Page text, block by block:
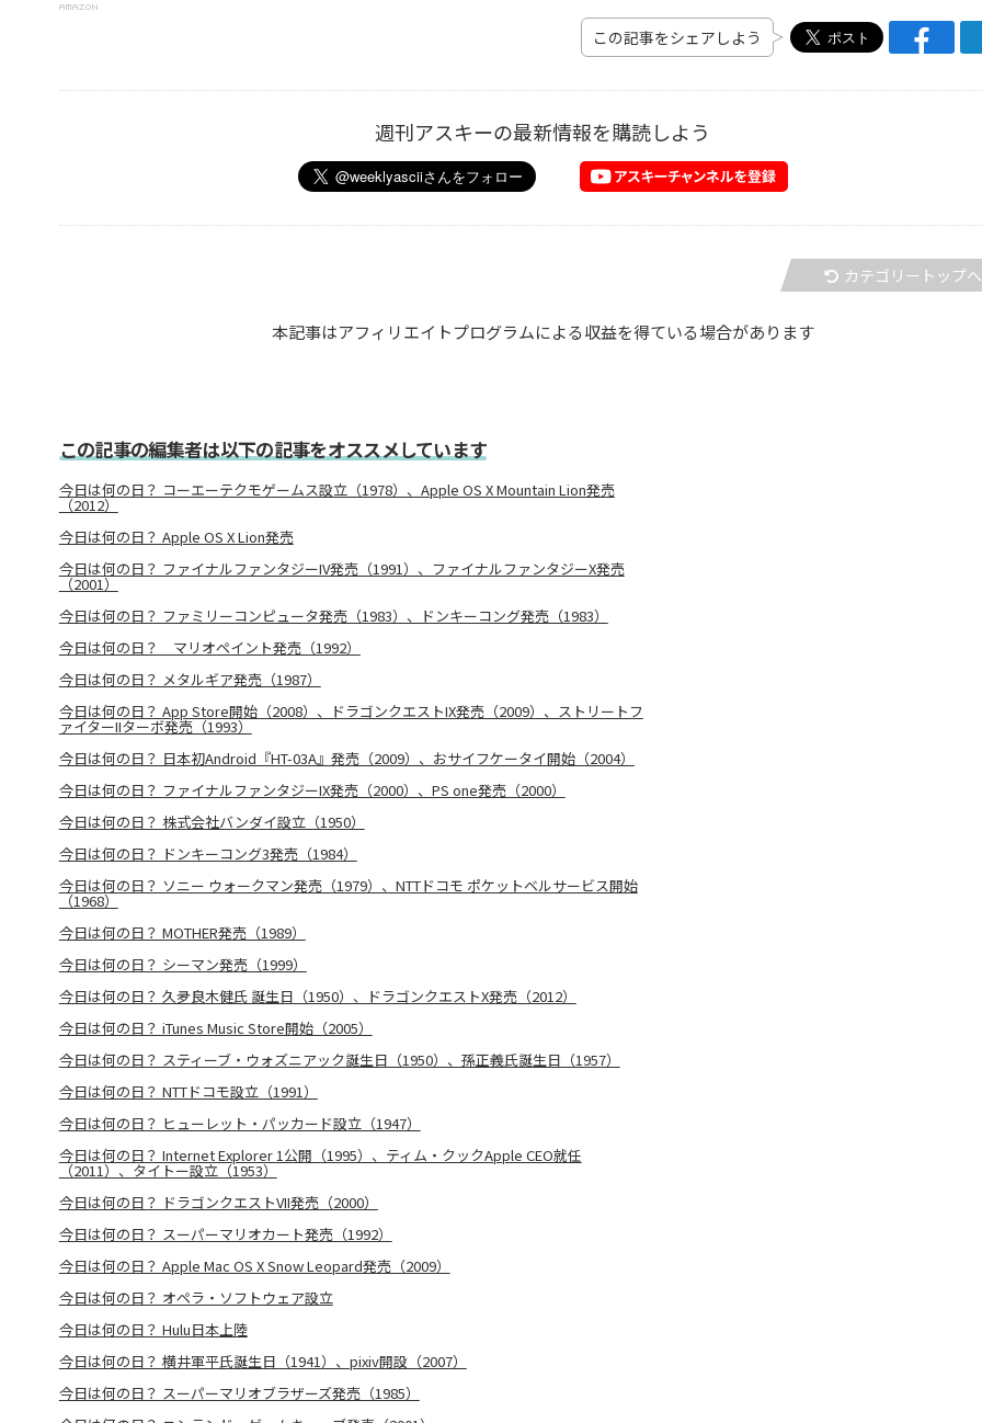
この記事をシェアしよう
週刊アスキーの最新情報を購読しよう
カテゴリートップへ
本記事はアフィリエイトプログラムによる収益を得ている場合があります
この記事の編集者は以下の記事をオススメしています
今日は何の日？ コーエーテクモゲームス設立（1978）、Apple OS X Mountain Lion発売
（2012）
今日は何の日？ Apple OS X Lion発売
今日は何の日？ ファイナルファンタジーIV発売（1991）、ファイナルファンタジーX発売
（2001）
今日は何の日？ ファミリーコンピュータ発売（1983）、ドンキーコング発売（1983）
今日は何の日？ マリオペイント発売（1992）
今日は何の日？ メタルギア発売（1987）
今日は何の日？ App Store開始（2008）、ドラゴンクエストIX発売（2009）、ストリートフ
ァイターIIターボ発売（1993）
今日は何の日？ 日本初Android『HT-03A』発売（2009）、おサイフケータイ開始（2004）
今日は何の日？ ファイナルファンタジーIX発売（2000）、PS one発売（2000）
今日は何の日？ 株式会社バンダイ設立（1950）
今日は何の日？ ドンキーコング3発売（1984）
今日は何の日？ ソニー ウォークマン発売（1979）、NTTドコモ ポケットベルサービス開始
（1968）
今日は何の日？ MOTHER発売（1989）
今日は何の日？ シーマン発売（1999）
今日は何の日？ 久夛良木健氏 誕生日（1950）、ドラゴンクエストX発売（2012）
今日は何の日？ iTunes Music Store開始（2005）
今日は何の日？ スティーブ・ウォズニアック誕生日（1950）、孫正義氏誕生日（1957）
今日は何の日？ NTTドコモ設立（1991）
今日は何の日？ ヒューレット・パッカード設立（1947）
今日は何の日？ Internet Explorer 1公開（1995）、ティム・クックApple CEO就任
（2011）、タイトー設立（1953）
今日は何の日？ ドラゴンクエストVII発売（2000）
今日は何の日？ スーパーマリオカート発売（1992）
今日は何の日？ Apple Mac OS X Snow Leopard発売（2009）
今日は何の日？ オペラ・ソフトウェア設立
今日は何の日？ Hulu日本上陸
今日は何の日？ 横井軍平氏誕生日（1941）、pixiv開設（2007）
今日は何の日？ スーパーマリオブラザーズ発売（1985）